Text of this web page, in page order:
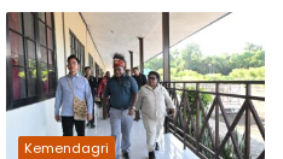
Kemendagri